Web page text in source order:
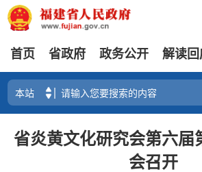
首页 省政府 政务公开 解读回
省炎黄文化研究会第六届
会召开